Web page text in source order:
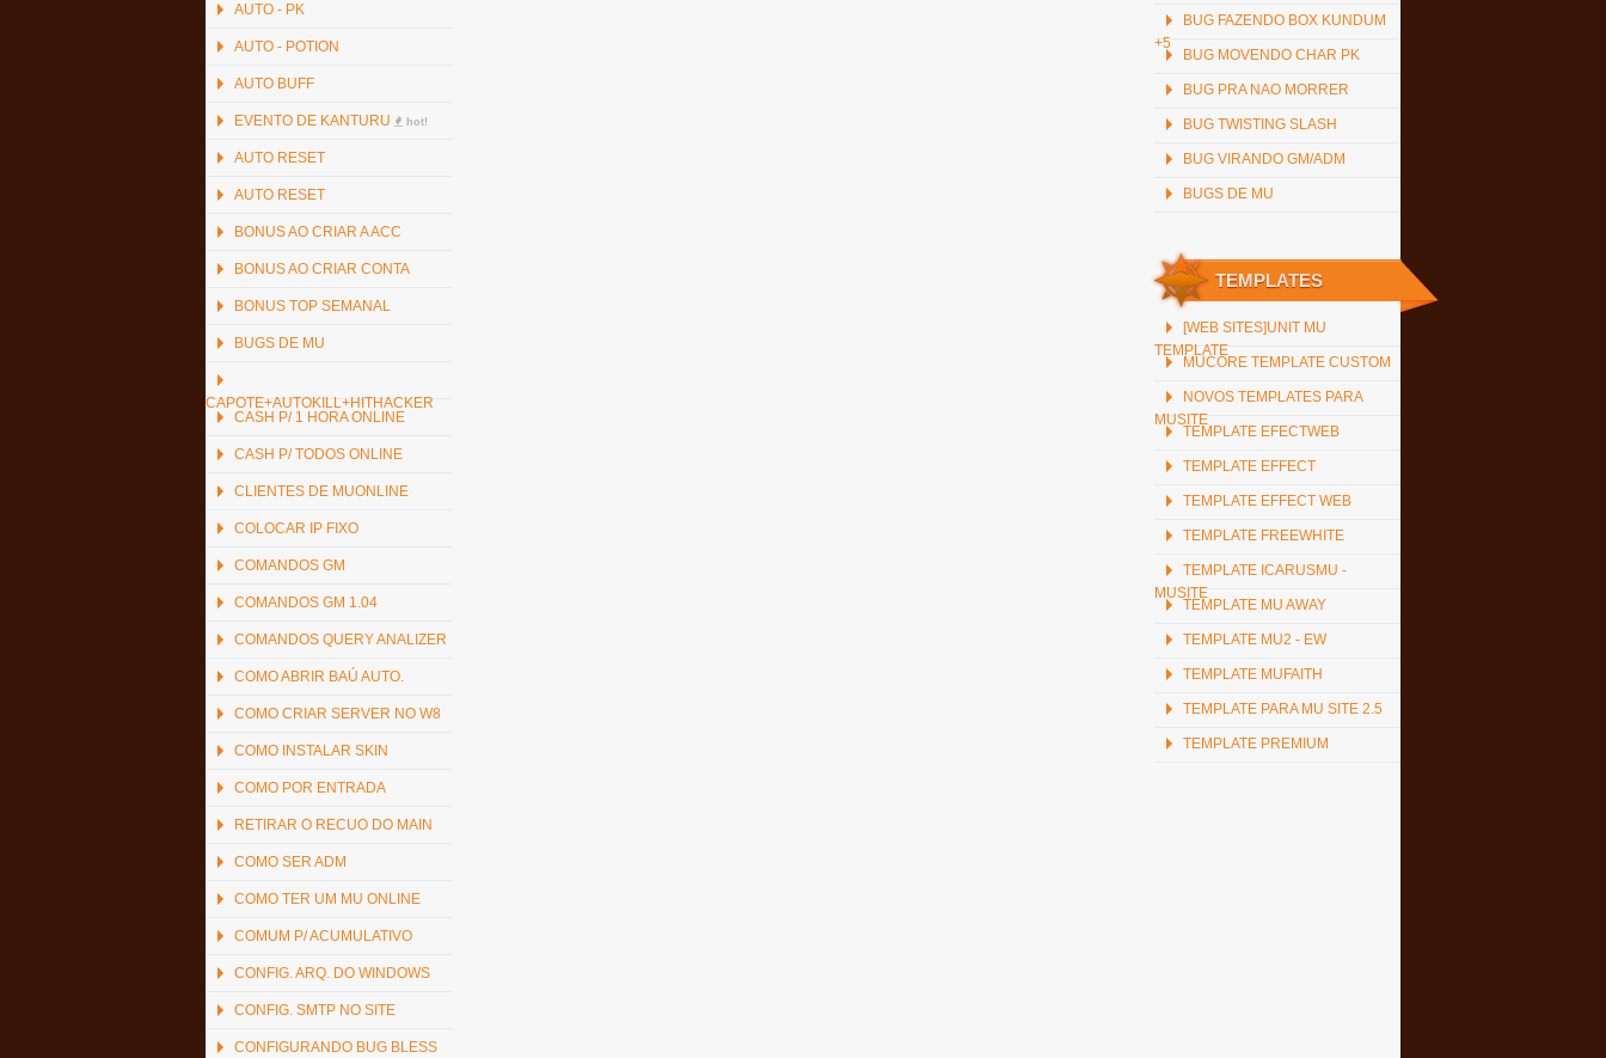
AUTO - PK
AUTO - POTION
AUTO BUFF
EVENTO DE KANTURU hot!
AUTO RESET
AUTO RESET
BONUS AO CRIAR A ACC
BONUS AO CRIAR CONTA
BONUS TOP SEMANAL
BUGS DE MU
CAPOTE+AUTOKILL+HITHACKER
CASH P/ 1 HORA ONLINE
CASH P/ TODOS ONLINE
CLIENTES DE MUONLINE
COLOCAR IP FIXO
COMANDOS GM
COMANDOS GM 1.04
COMANDOS QUERY ANALIZER
COMO ABRIR BAÚ AUTO.
COMO CRIAR SERVER NO W8
COMO INSTALAR SKIN
COMO POR ENTRADA
RETIRAR O RECUO DO MAIN
COMO SER ADM
COMO TER UM MU ONLINE
COMUM P/ ACUMULATIVO
CONFIG. ARQ. DO WINDOWS
CONFIG. SMTP NO SITE
CONFIGURANDO BUG BLESS
BUG FAZENDO BOX KUNDUM
+5
BUG MOVENDO CHAR PK
BUG PRA NAO MORRER
BUG TWISTING SLASH
BUG VIRANDO GM/ADM
BUGS DE MU
TEMPLATES
[WEB SITES]UNIT MU
TEMPLATE
MUCORE TEMPLATE CUSTOM
NOVOS TEMPLATES PARA
MUSITE
TEMPLATE EFECTWEB
TEMPLATE EFFECT
TEMPLATE EFFECT WEB
TEMPLATE FREEWHITE
TEMPLATE ICARUSMU -
MUSITE
TEMPLATE MU AWAY
TEMPLATE MU2 - EW
TEMPLATE MUFAITH
TEMPLATE PARA MU SITE 2.5
TEMPLATE PREMIUM